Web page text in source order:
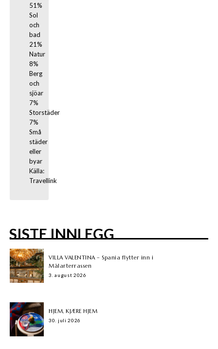
51%
Sol
och
bad
21%
Natur
8%
Berg
och
sjöar
7%
Storstäder
7%
Små
städer
eller
byar
Källa:
Travellink
SISTE INNLEGG
VILLA VALENTINA – Spania flytter inn i
Mälarterrassen
3. august 2026
HJEM, KJÆRE HJEM
30. juli 2026